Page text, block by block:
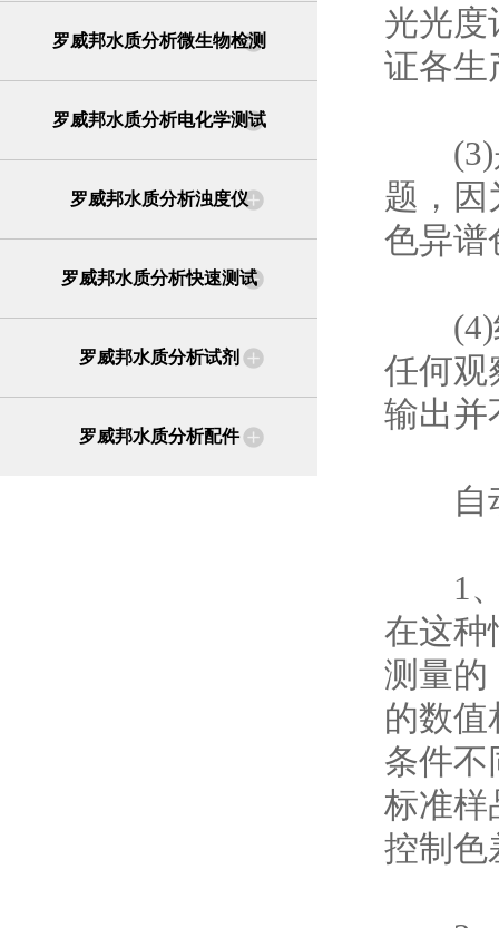
罗威邦水质分析微生物检测
罗威邦水质分析电化学测试
罗威邦水质分析浊度仪
罗威邦水质分析快速测试
罗威邦水质分析试剂
罗威邦水质分析配件
光光度
证各生
(3)是
题，因
色异谱
(4)绝
任何观
输出并
自动
1、
在这种
测量的
的数
条件不
标准样
控制色